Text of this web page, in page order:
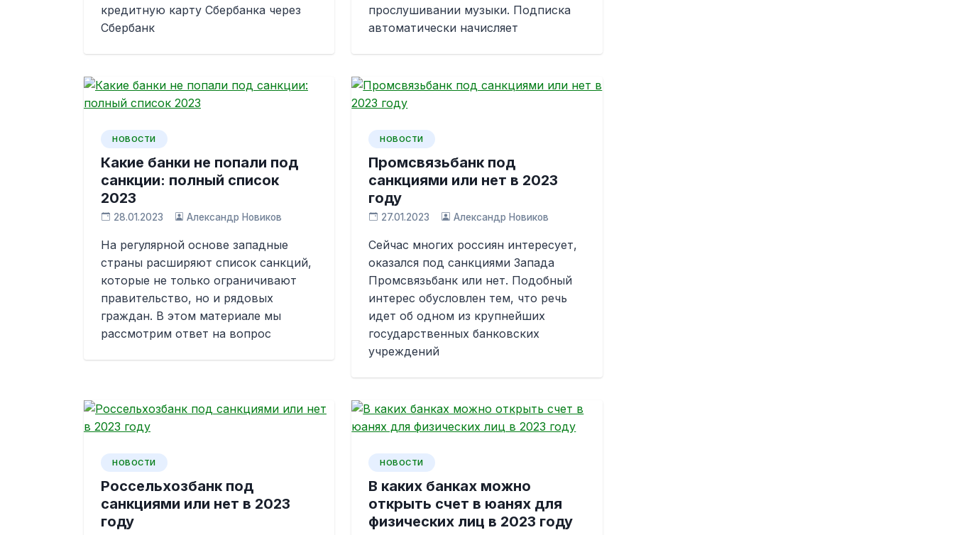
кредитную карту Сбербанка через
Сбербанк
прослушивании музыки. Подписка
автоматически начисляет
НОВОСТИ
Какие банки не попали под
санкции: полный список
2023
28.01.2023 Александр Новиков
На регулярной основе западные
страны расширяют список санкций,
которые не только ограничивают
правительство, но и рядовых
граждан. В этом материале мы
рассмотрим ответ на вопрос
НОВОСТИ
Промсвязьбанк под
санкциями или нет в 2023
году
27.01.2023 Александр Новиков
Сейчас многих россиян интересует,
оказался под санкциями Запада
Промсвязьбанк или нет. Подобный
интерес обусловлен тем, что речь
идет об одном из крупнейших
государственных банковских
учреждений
НОВОСТИ
Россельхозбанк под
санкциями или нет в 2023
году
НОВОСТИ
В каких банках можно
открыть счет в юанях для
физических лиц в 2023 году